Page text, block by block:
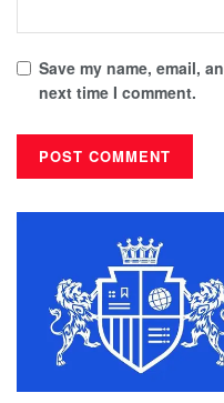
Save my name, email,
next time I comment.